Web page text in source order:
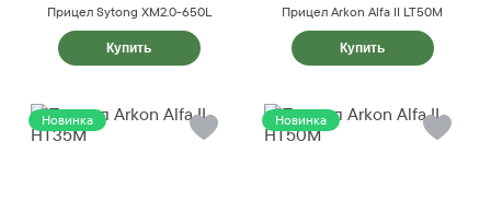
Прицел Sytong XM2.0-650L
Купить
Прицел Arkon Alfa II LT50M
Купить
Новинка Новинка